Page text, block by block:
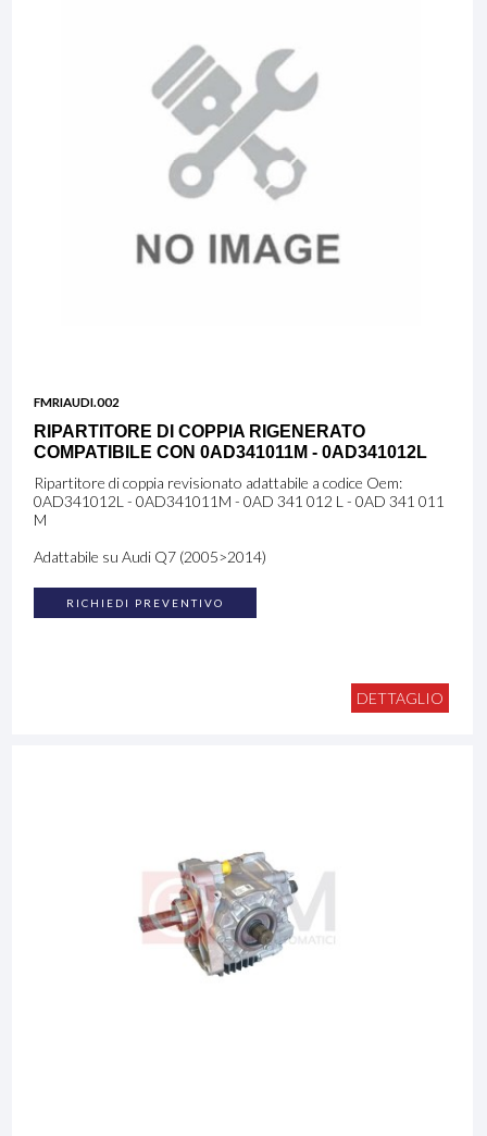
FMRIAUDI.002
RIPARTITORE DI COPPIA RIGENERATO
COMPATIBILE CON 0AD341011M - 0AD341012L
Ripartitore di coppia revisionato adattabile a codice Oem:
0AD341012L - 0AD341011M - 0AD 341 012 L - 0AD 341 011
M
Adattabile su Audi Q7 (2005>2014)
RICHIEDI PREVENTIVO
DETTAGLIO